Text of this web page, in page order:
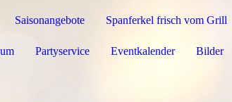
Saisonangebote Spanferkel frisch vom Grill
Partyservice Eventkalender Bilder